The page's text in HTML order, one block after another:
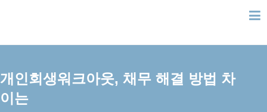
content
개인회생워크아웃, 채무 해결 방법 차
이는